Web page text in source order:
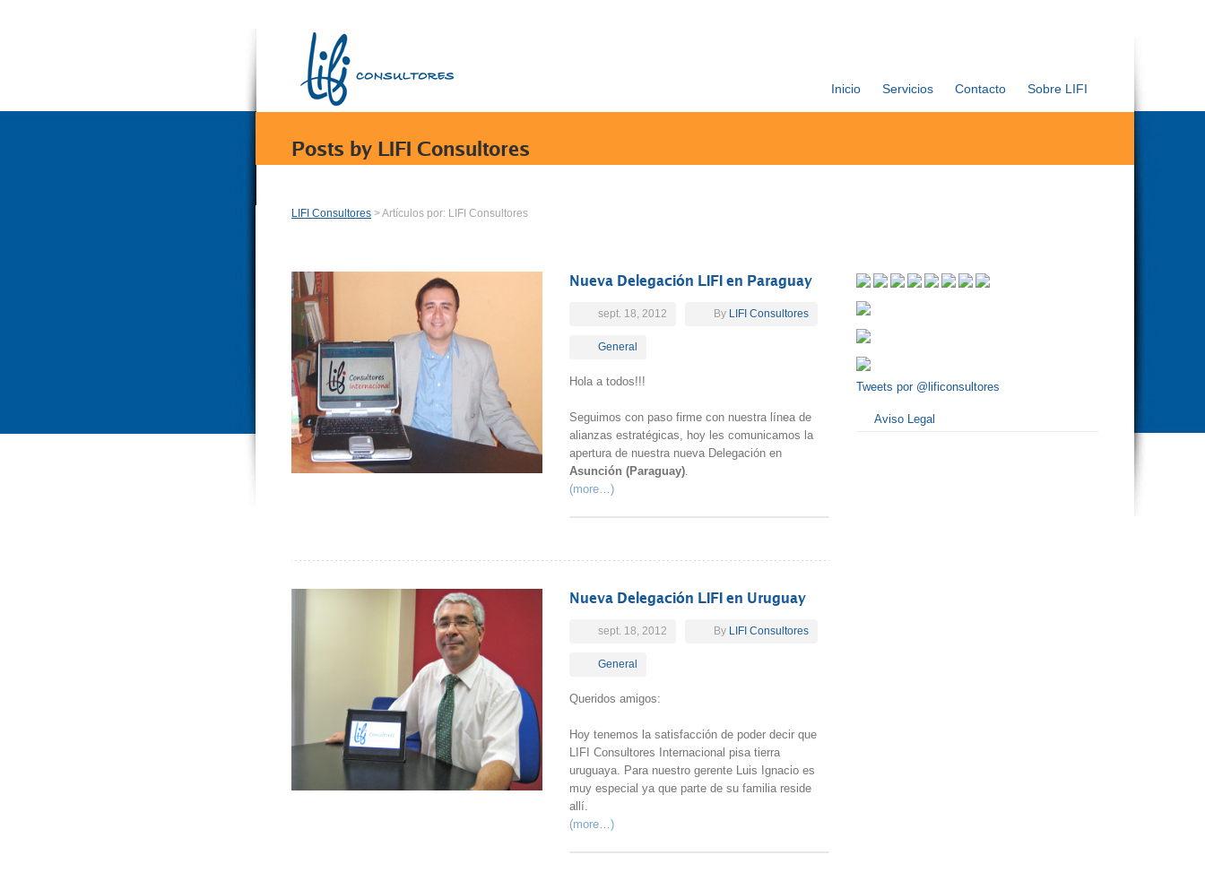
Inicio Servicios Contacto Sobre LIFI
Posts by LIFI Consultores
LIFI Consultores > Artículos por: LIFI Consultores
Nueva Delegación LIFI en Paraguay
sept. 18, 2012 By LIFI Consultores
General
Hola a todos!!!
Seguimos con paso firme con nuestra línea de
alianzas estratégicas, hoy les comunicamos la
apertura de nuestra nueva Delegación en
Asunción (Paraguay).
(more…)
Nueva Delegación LIFI en Uruguay
sept. 18, 2012 By LIFI Consultores
General
Queridos amigos:
Hoy tenemos la satisfacción de poder decir que
LIFI Consultores Internacional pisa tierra
uruguaya. Para nuestro gerente Luis Ignacio es
muy especial ya que parte de su familia reside
allí.
(more…)
Tweets por @lificonsultores
Aviso Legal